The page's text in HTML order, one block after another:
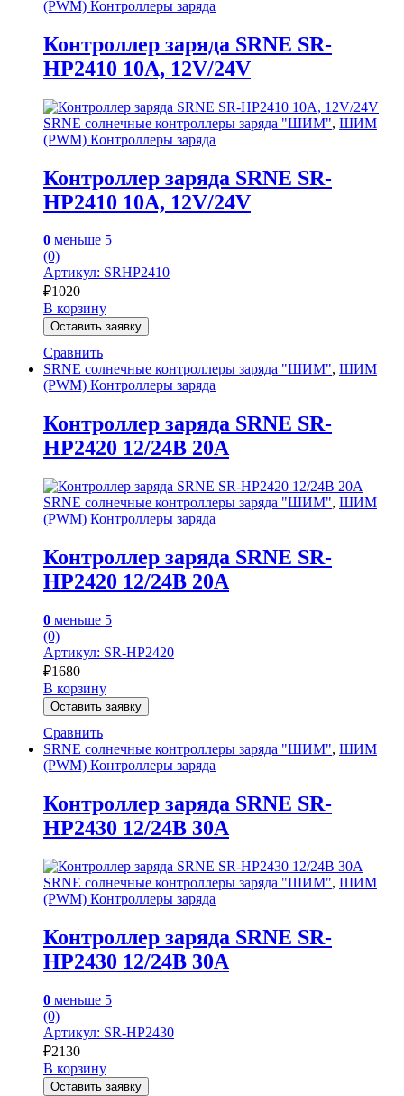
(PWM) Контроллеры заряда
Контроллер заряда SRNE SR-
HP2410 10A, 12V/24V
SRNE солнечные контроллеры заряда "ШИМ", ШИМ
(PWM) Контроллеры заряда
Контроллер заряда SRNE SR-
HP2410 10A, 12V/24V
0 меньше 5
(0)
Артикул: SRHP2410
₽1020
В корзину
Оставить заявку
Сравнить
SRNE солнечные контроллеры заряда "ШИМ", ШИМ
(PWM) Контроллеры заряда
Контроллер заряда SRNE SR-
HP2420 12/24В 20А
SRNE солнечные контроллеры заряда "ШИМ", ШИМ
(PWM) Контроллеры заряда
Контроллер заряда SRNE SR-
HP2420 12/24В 20А
0 меньше 5
(0)
Артикул: SR-HP2420
₽1680
В корзину
Оставить заявку
Сравнить
SRNE солнечные контроллеры заряда "ШИМ", ШИМ
(PWM) Контроллеры заряда
Контроллер заряда SRNE SR-
HP2430 12/24В 30А
SRNE солнечные контроллеры заряда "ШИМ", ШИМ
(PWM) Контроллеры заряда
Контроллер заряда SRNE SR-
HP2430 12/24В 30А
0 меньше 5
(0)
Артикул: SR-HP2430
₽2130
В корзину
Оставить заявку